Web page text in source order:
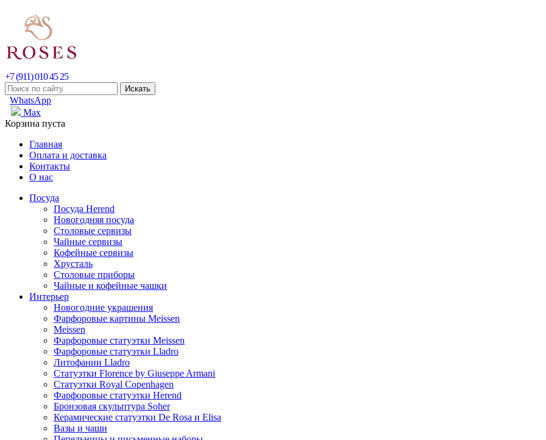
+7 (911) 010 45 25
WhatsApp
Max
Корзина пуста
Главная
Оплата и доставка
Контакты
О нас
Посуда
Посуда Herend
Новогодняя посуда
Столовые сервизы
Чайные сервизы
Кофейные сервизы
Хрусталь
Столовые приборы
Чайные и кофейные чашки
Интерьер
Новогодние украшения
Фарфоровые картины Meissen
Meissen
Фарфоровые статуэтки Meissen
Фарфоровые статуэтки Lladro
Литофании Lladro
Статуэтки Florence by Giuseppe Armani
Статуэтки Royal Copenhagen
Фарфоровые статуэтки Herend
Бронзовая скульптура Soher
Керамические статуэтки De Rosa и Elisa
Вазы и чаши